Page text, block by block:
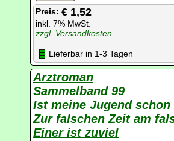
Preis: € 1,52
inkl. 7% MwSt.
zzgl. Versandkosten
Lieferbar in 1-3 Tagen
Arztroman
Sammelband 99
Ist meine Jugend schon
Zur falschen Zeit am
Einer ist zuviel